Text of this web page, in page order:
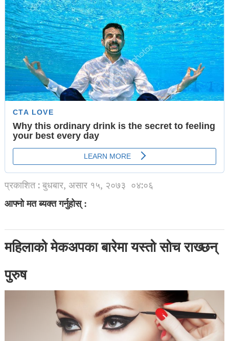
प्रकाशित : बुधबार, असार १५, २०७३ ०४:०६
आफ्नो मत ब्यक्त गर्नुहोस् :
महिलाको मेकअपका बारेमा यस्तो सोच राख्छन्
पुरुष